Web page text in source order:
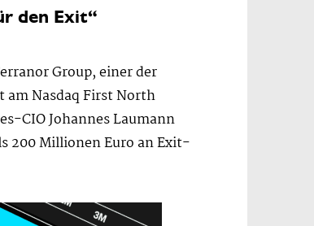
den Exit“
Group, einer der
Nasdaq First North
CIO Johannes Laumann
200 Millionen Euro an Exit-